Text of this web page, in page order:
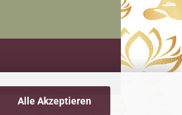
Alle Akzeptieren